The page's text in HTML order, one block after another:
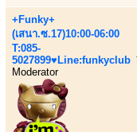
+Funky+
(เสนา.ซ.17)10:00-06:00
T:085-
5027899♥Line:funkyclub
Moderator